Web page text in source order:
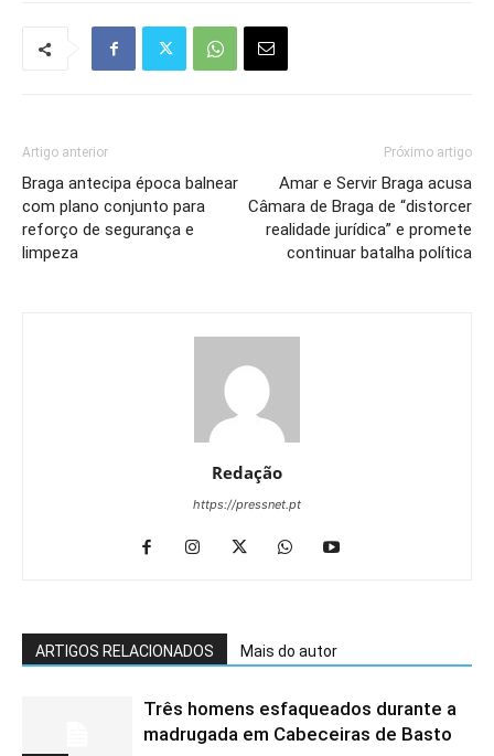
Artigo anterior
Braga antecipa época balnear
com plano conjunto para
reforço de segurança e
limpeza
Próximo artigo
Amar e Servir Braga acusa
Câmara de Braga de “distorcer
realidade jurídica” e promete
continuar batalha política
Redação
https://pressnet.pt
ARTIGOS RELACIONADOS Mais do autor
Três homens esfaqueados durante a
madrugada em Cabeceiras de Basto